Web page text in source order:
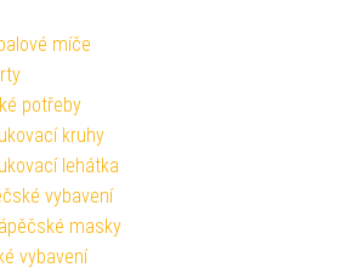
míče
potřeby
kruhy
lehátka
vybavení
masky
vybavení